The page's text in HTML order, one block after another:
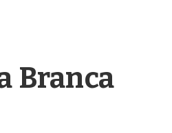
Branca